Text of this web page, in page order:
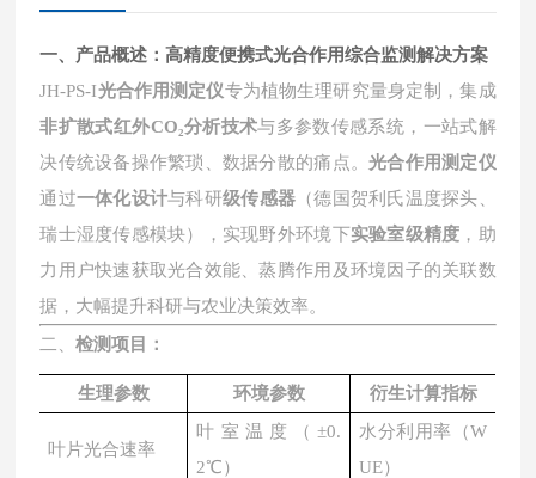
一、产品概述：高精度便携式光合作用综合监测解决方案
JH-PS-I光合作用测定仪专为植物生理研究量身定制，集成
非扩散式红外CO₂分析技术与多参数传感系统，一站式解
决传统设备操作繁琐、数据分散的痛点。光合作用测定仪
通过一体化设计与科研级传感器 （德国贺利氏温度探头、
瑞士湿度传感模块），实现野外环境下实验室级精度 ，助
力用户快速获取光合效能、蒸腾作用及环境因子的关联数
据，大幅提升科研与农业决策效率。
二、检测项目：
生理参数 环境参数 衍生计算指标
叶片光合速率
叶室温度（±0.
2℃）
水分利用率（W
UE）